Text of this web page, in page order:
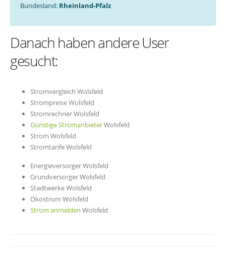
Bundesland: Rheinland-Pfalz
Danach haben andere User
gesucht:
Stromvergleich Wolsfeld
Strompreise Wolsfeld
Stromrechner Wolsfeld
Günstige StromanbieterWolsfeld
Strom Wolsfeld
Stromtarife Wolsfeld
Energieversorger Wolsfeld
Grundversorger Wolsfeld
Stadtwerke Wolsfeld
Ökostrom Wolsfeld
Strom anmelden Wolsfeld